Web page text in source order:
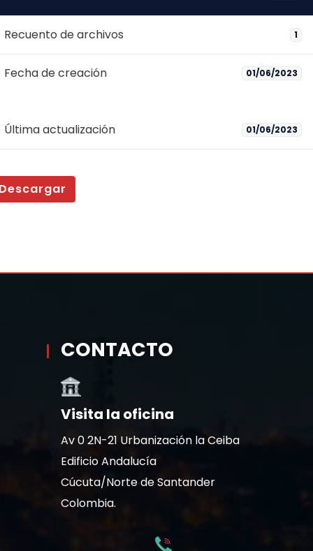
Recuento de archivos 1
Fecha de creación 01/06/2023
Última actualización 01/06/2023
CONTACTO
Visita la oficina
Av 0 2N-21 Urbanización la Ceiba
Edificio Andalucía
Cúcuta/Norte de Santander
Colombia.